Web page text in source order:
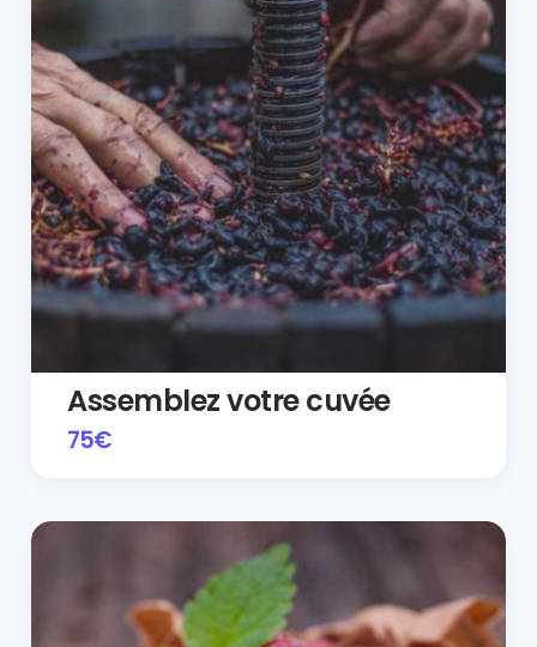
Assemblez votre cuvée
75€